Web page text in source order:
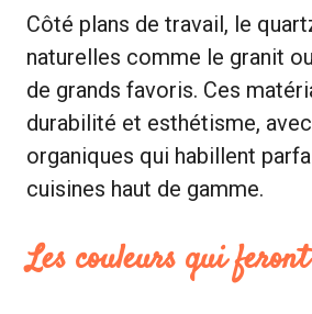
Côté plans de travail, le
naturelles comme le granit
de grands favoris. Ces
durabilité et esthétisme,
organiques qui habillent
cuisines haut de gamme.
Les couleurs qui